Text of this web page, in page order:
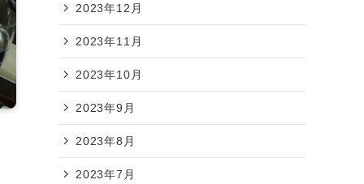
2023年12月
2023年11月
2023年10月
2023年9月
2023年8月
2023年7月